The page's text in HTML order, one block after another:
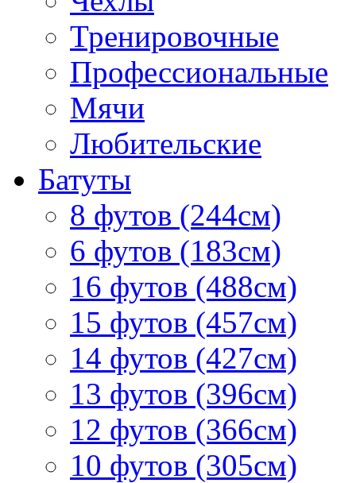
Тренировочные
Профессиональные
Мячи
Любительские
Батуты
8 футов (244см)
6 футов (183см)
16 футов (488см)
15 футов (457см)
14 футов (427см)
13 футов (396см)
12 футов (366см)
10 футов (305см)